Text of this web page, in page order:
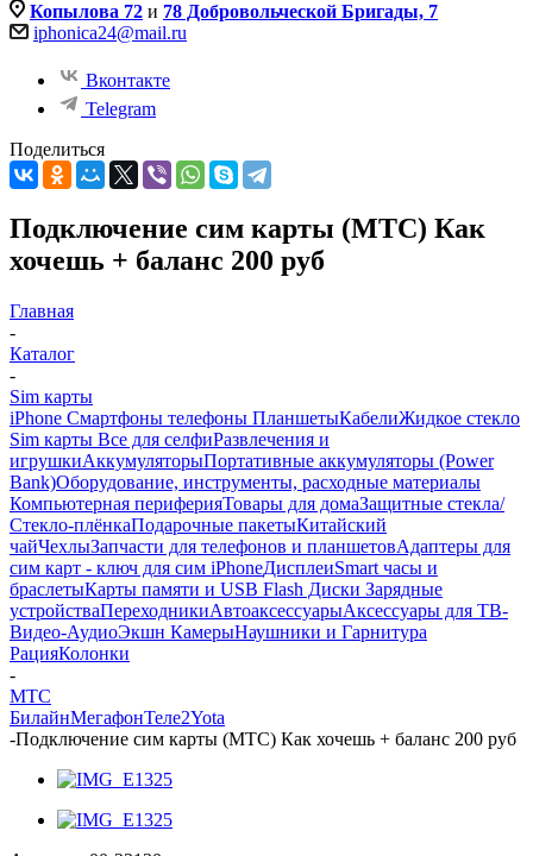
Копылова 72 и 78 Добровольческой Бригады, 7
iphonica24@mail.ru
Вконтакте
Telegram
Поделиться
Подключение сим карты (МТС) Как
хочешь + баланс 200 руб
Главная
-
Каталог
-
Sim карты
iPhone Смартфоны телефоны ПланшетыКабелиЖидкое стекло
Sim карты Все для селфиРазвлечения и
игрушкиАккумуляторыПортативные аккумуляторы (Power
Bank)Оборудование, инструменты, расходные материалы
Компьютерная периферияТовары для домаЗащитные стекла/
Стекло-плёнкаПодарочные пакетыКитайский
чайЧехлыЗапчасти для телефонов и планшетовАдаптеры для
сим карт - ключ для сим iPhoneДисплеиSmart часы и
браслетыКарты памяти и USB Flash Диски Зарядные
устройстваПереходникиАвтоаксессуарыАксессуары для ТВ-
Видео-АудиоЭкшн КамерыНаушники и Гарнитура
РацияКолонки
-
МТС
БилайнМегафонТеле2Yota
-Подключение сим карты (МТС) Как хочешь + баланс 200 руб